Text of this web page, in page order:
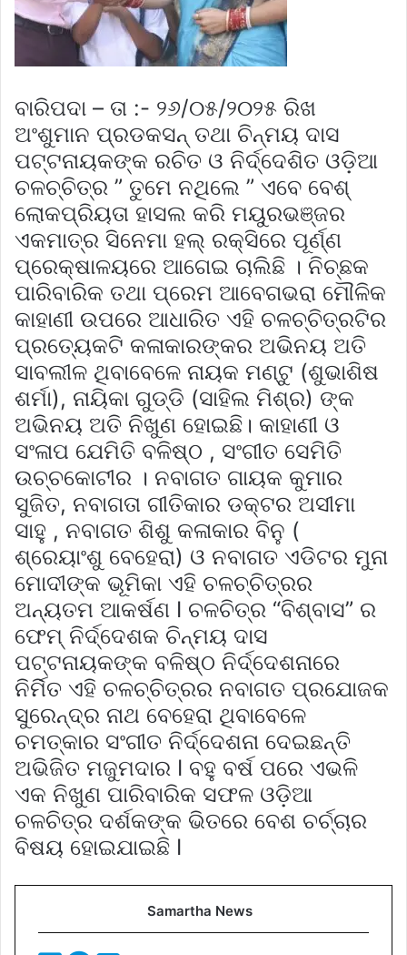
ବାରିପଦା – ତା :- ୨୬/୦୫/୨୦୨୫ ରିଖ
ଅଂଶୁମାନ ପ୍ରଡକସନ୍ ତଥା ଚିନ୍ମୟ ଦାସ
ପଟ୍ଟନାୟକଙ୍କ ରଚିତ ଓ ନିର୍ଦ୍ଦେଶିତ ଓଡ଼ିଆ
ଚଳଚ୍ଚିତ୍ର ” ତୁମେ ନଥିଲେ ” ଏବେ ବେଶ୍
ଲୋକପ୍ରିୟତା ହାସଲ କରି ମୟୁରଭଞ୍ଜର
ଏକମାତ୍ର ସିନେମା ହଲ୍ ରକ୍ସିରେ ପୂର୍ଣ୍ଣ
ପ୍ରେକ୍ଷାଳୟରେ ଆଗେଇ ଚାଲିଛି । ନିଚ୍ଛକ
ପାରିବାରିକ ତଥା ପ୍ରେମ ଆବେଗଭରା ମୌଳିକ
କାହାଣୀ ଉପରେ ଆଧାରିତ ଏହି ଚଳଚ୍ଚିତ୍ରଟିର
ପ୍ରତ୍ୟେକଟି କଳାକାରଙ୍କର ଅଭିନୟ ଅତି
ସାବଲୀଳ ଥିବାବେଳେ ନାୟକ ମଣ୍ଟୁ (ଶୁଭାଶିଷ
ଶର୍ମା), ନାୟିକା ଗୁଡ୍ଡି (ସାହିଲ ମିଶ୍ର) ଙ୍କ
ଅଭିନୟ ଅତି ନିଖୁଣ ହୋଇଛି। କାହାଣୀ ଓ
ସଂଳାପ ଯେମିତି ବଳିଷ୍ଠ , ସଂଗୀତ ସେମିତି
ଉଚ୍ଚକୋଟୀର । ନବାଗତ ଗାୟକ କୁମାର
ସୁଜିତ, ନବାଗତା ଗୀତିକାର ଡକ୍ଟର ଅସୀମା
ସାହୁ , ନବାଗତ ଶିଶୁ କଳାକାର ବିନୁ (
ଶ୍ରେୟାଂଶୁ ବେହେରା) ଓ ନବାଗତ ଏଡିଟର ମୁନା
ମୋଦୀଙ୍କ ଭୂମିକା ଏହି ଚଳଚ୍ଚିତ୍ରର
ଅନ୍ୟତମ ଆକର୍ଷଣ I ଚଳଚିତ୍ର “ବିଶ୍ବାସ” ର
ଫେମ୍ ନିର୍ଦ୍ଦେଶକ ଚିନ୍ମୟ ଦାସ
ପଟ୍ଟନାୟକଙ୍କ ବଳିଷ୍ଠ ନିର୍ଦ୍ଦେଶନାରେ
ନିର୍ମିତ ଏହି ଚଳଚ୍ଚିତ୍ରର ନବାଗତ ପ୍ରଯୋଜକ
ସୁରେନ୍ଦ୍ର ନାଥ ବେହେରା ଥିବାବେଳେ
ଚମତ୍କାର ସଂଗୀତ ନିର୍ଦ୍ଦେଶନା ଦେଇଛନ୍ତି
ଅଭିଜିତ ମଜୁମଦାର I ବହୁ ବର୍ଷ ପରେ ଏଭଳି
ଏକ ନିଖୁଣ ପାରିବାରିକ ସଫଳ ଓଡ଼ିଆ
ଚଳଚିତ୍ର ଦର୍ଶକଙ୍କ ଭିତରେ ବେଶ ଚର୍ଚ୍ଚାର
ବିଷୟ ହୋଇଯାଇଛି I
Samartha News